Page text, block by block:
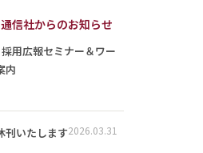
信社からのお知らせ
用広報セミナー＆ワー
内
刊いたします2026.03.31